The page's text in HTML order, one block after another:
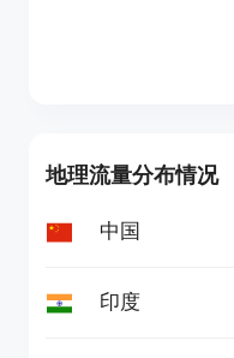
地理流量分布情况
中国
印度